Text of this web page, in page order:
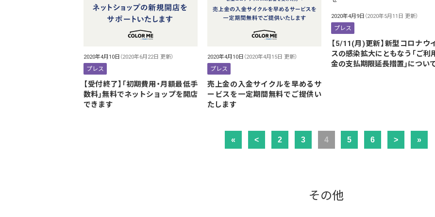
2020年4月10日 （2020年6月22日 更新）
プレス
【受付終了】「初期費用・月額最低手
数料」無料でネットショップを開店
できます
2020年4月10日 （2020年4月15日 更新）
プレス
売上金の入金サイクルを早めるサ
ービスを一定期間無料でご提供い
たします
2020年4月9日 （2020年5月11日 更新）
プレス
【5/11(月)更新】新型コロナウ
スの感染拡大にともなう「ご利
金の支払期限延長措置」につい
« < 2 3 4 5 6 > »
その他